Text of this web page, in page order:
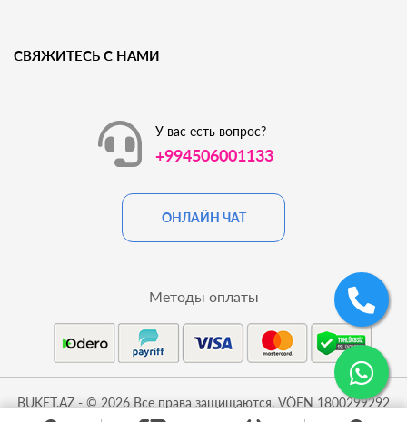
СВЯЖИТЕСЬ С НАМИ
У вас есть вопрос?
+994506001133
ОНЛАЙН ЧАТ
BUKET.AZ - © 2026 Все права защищаются. VÖEN 1800299292
Методы оплаты